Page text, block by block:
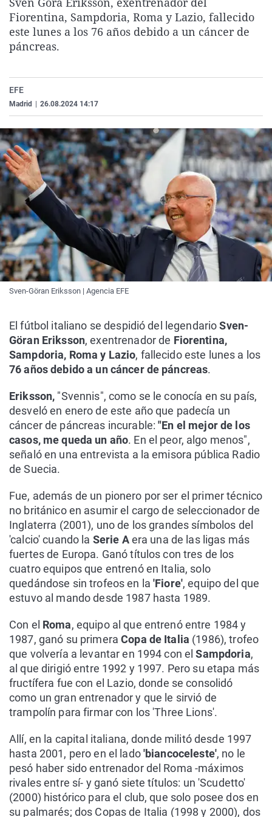
La rosa de los vientos
Gente viajera
Caso
Retornados
Extremadura
Galicia
Virales
Televisión
Fiorentina, Sampdoria, Roma y Lazio, fallecido
este lunes a los 76 años debido a un cáncer de
páncreas.
EFE
Madrid 26.08.2024 14:17
Sven-Göran Eriksson | Agencia EFE
El fútbol italiano se despidió del legendarioSven-
Göran Eriksson, exentrenador de Fiorentina,
Sampdoria, Roma y Lazio, fallecido este lunes a los
76 años debido a un cáncer de páncreas.
Eriksson, "Svennis", como se le conocía en su país,
desveló en enero de este año que padecía un
cáncer de páncreas incurable:"En el mejor de los
casos, me queda un año. En el peor, algo menos",
señaló en una entrevista a la emisora pública Radio
de Suecia.
Fue, además de un pionero por ser el primer técnico
no británico en asumir el cargo de seleccionador de
Inglaterra (2001), uno de los grandes símbolos del
'calcio' cuando la Serie Aera una de las ligas más
fuertes de Europa. Ganó títulos con tres de los
cuatro equipos que entrenó en Italia, solo
quedándose sin trofeos en la'Fiore', equipo del que
estuvo al mando desde 1987 hasta 1989.
Con el Roma, equipo al que entrenó entre 1984 y
1987, ganó su primeraCopa de Italia (1986), trofeo
que volvería a levantar en 1994 con el Sampdoria,
al que dirigió entre 1992 y 1997. Pero su etapa más
fructífera fue con el Lazio, donde se consolidó
como un gran entrenador y que le sirvió de
trampolín para firmar con los 'Three Lions'.
Allí, en la capital italiana, donde militó desde 1997
hasta 2001, pero en el lado'biancoceleste', no le
pesó haber sido entrenador del Roma -máximos
rivales entre sí- y ganó siete títulos: un 'Scudetto'
(2000) histórico para el club, que solo posee dos en
su palmarés; dos Copas de Italia (1998 y 2000), dos